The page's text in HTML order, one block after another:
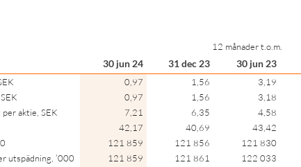
12 månader t.o.m.
30 jun 24 31 dec 23 30 jun 23
0,97 1,56 3,19
0,97 1,56 3,18
aktie, SEK
7,21 6,35 4,58
42,17 40,69 43,42
121 859 121 856 121 830
utspädning, ’000
121 859 121 861 122 033